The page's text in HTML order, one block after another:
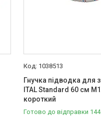
1038513
Гнучка підводка для
ITAL Standard 60 см
короткий
Готово до відправки